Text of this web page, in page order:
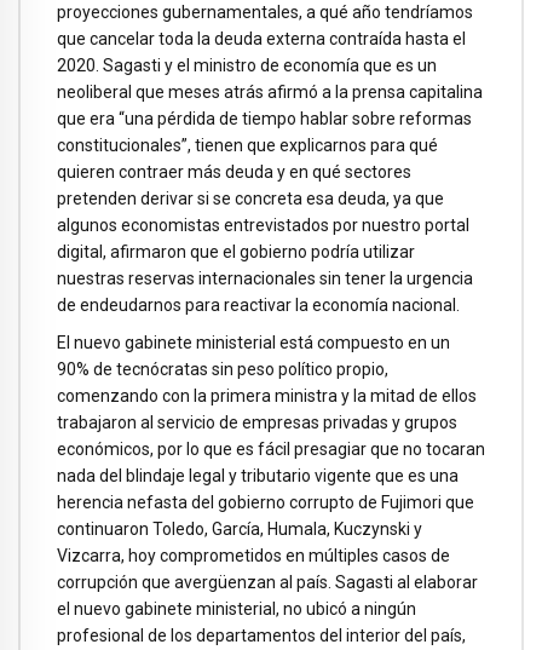
proyecciones gubernamentales, a qué año tendríamos
que cancelar toda la deuda externa contraída hasta el
2020. Sagasti y el ministro de economía que es un
neoliberal que meses atrás afirmó a la prensa capitalina
que era “una pérdida de tiempo hablar sobre reformas
constitucionales”, tienen que explicarnos para qué
quieren contraer más deuda y en qué sectores
pretenden derivar si se concreta esa deuda, ya que
algunos economistas entrevistados por nuestro portal
digital, afirmaron que el gobierno podría utilizar
nuestras reservas internacionales sin tener la urgencia
de endeudarnos para reactivar la economía nacional.
El nuevo gabinete ministerial está compuesto en un
90% de tecnócratas sin peso político propio,
comenzando con la primera ministra y la mitad de ellos
trabajaron al servicio de empresas privadas y grupos
económicos, por lo que es fácil presagiar que no tocaran
nada del blindaje legal y tributario vigente que es una
herencia nefasta del gobierno corrupto de Fujimori que
continuaron Toledo, García, Humala, Kuczynski y
Vizcarra, hoy comprometidos en múltiples casos de
corrupción que avergüenzan al país. Sagasti al elaborar
el nuevo gabinete ministerial, no ubicó a ningún
profesional de los departamentos del interior del país,